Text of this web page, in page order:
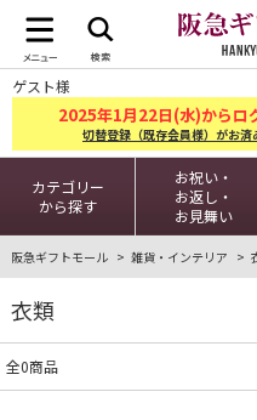
ゲスト様
2025年1月22日(水)からロ
切替登録（既存会員様）がお
カテゴリー
から探す
お祝い・
お返し・
お見舞い
阪急ギフトモール 雑貨・インテリア
衣類
全0商品